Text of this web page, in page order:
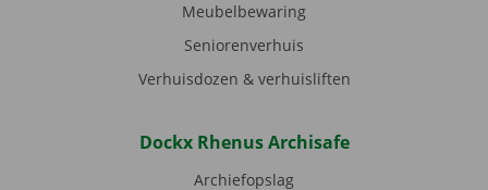
Meubelbewaring
Seniorenverhuis
Verhuisdozen & verhuisliften
Dockx Rhenus Archisafe
Archiefopslag